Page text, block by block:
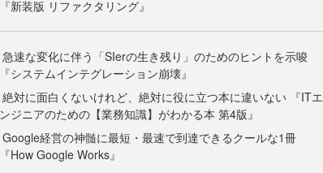
『新装版 リファクタリング』
急速な変化に伴う「SIerの生き残り」のためのヒントを示唆
『システムインテグレーション崩壊』
絶対に面白くないけれど、絶対に役に立つ本に違いない 『ITエ
ンジニアのための【業務知識】がわかる本 第4版』
Google経営の神髄に最短・最速で到達できるクールな1冊
『How Google Works』